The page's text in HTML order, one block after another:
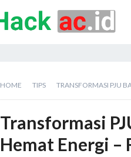
HOME TIPS TRANSFORMASI PJU
Transformasi
Hemat Energi –